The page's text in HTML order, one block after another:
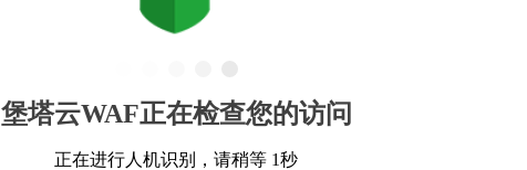
堡塔云WAF正在检查您的访问
正在进行人机识别，请稍等 1秒